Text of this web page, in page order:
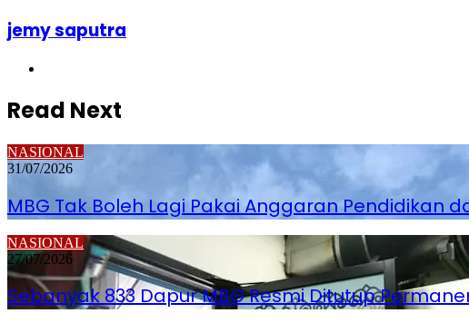
jemy saputra
Read Next
NASIONAL
31/07/2026
MBG Tak Boleh Lagi Pakai Anggaran Pendidikan
NASIONAL
27/07/2026
Sebanyak 833 Dapur MBG Resmi Ditutup